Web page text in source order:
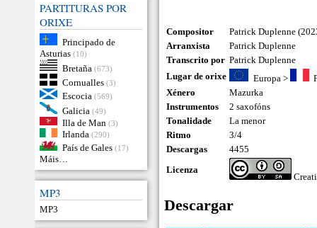
PARTITURAS POR
ORIXE
Principado de
Asturias (10)
Bretaña (673)
Cornualles (3)
Escocia (569)
Galicia (49)
Illa de Man (3)
Irlanda (290)
País de Gales (17)
Máis…
MP3
MP3
Compositor
Patrick Duplenne
Arranxista
Patrick Duplenne
Transcrito por Patrick Duplenne
Lugar de orixe
Europa>
Xénero
Mazurka
Instrumentos
2 saxofóns
Tonalidade
La menor
Ritmo
3/4
Descargas
4455
Licenza
Descargar